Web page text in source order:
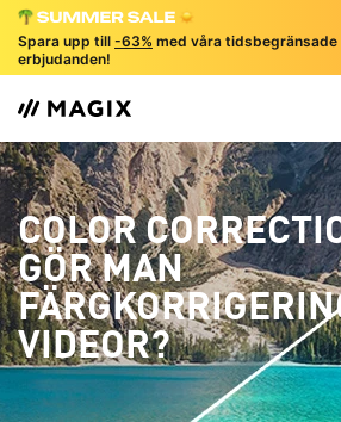
Spara upp till -63% med våra tidsbegränsade
erbjudanden!
COLOR
GÖR MAN
VIDEOR?